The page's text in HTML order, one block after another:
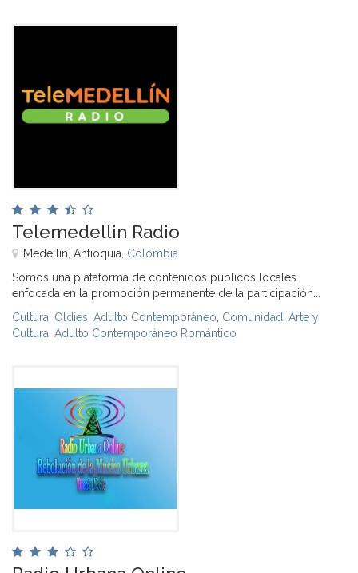
Telemedellin Radio
Medellin, Antioquia, Colombia
Somos una plataforma de contenidos públicos locales
enfocada en la promoción permanente de la participación...
Cultura Oldies Adulto Contemporáneo Comunidad Arte y
Cultura Adulto Contemporáneo Romántico